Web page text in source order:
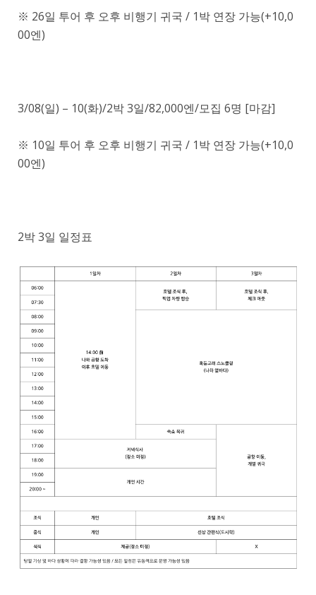
※ 26일 투어 후 오후 비행기 귀국 / 1박 연장 가능(+10,0
00엔)
3/08(일) – 10(화)/2박 3일/82,000엔/모집 6명 ​[마감]
※ 10일 투어 후 오후 비행기 귀국 / 1박 연장 가능(+10,0
00엔)
2박 3일 일정표